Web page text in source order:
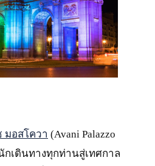
มอสโควา (Avani Palazzo
กเดินทางทุกท่านสู่เทศกาล